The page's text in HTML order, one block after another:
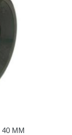
40 MM